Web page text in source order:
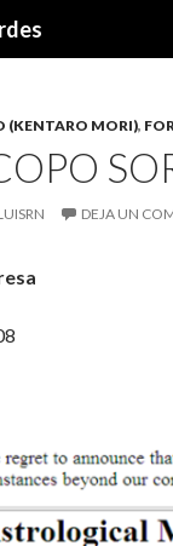
(KENTARO MORI),
DEJA UN